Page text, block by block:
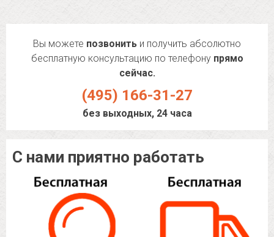
Вы можете позвонить и получить абсолютно
бесплатную консультацию по телефону прямо
сейчас.
(495) 166-31-27
без выходных, 24 часа
С нами приятно работать